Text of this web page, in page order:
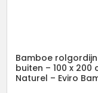
Bamboe
buiten – 100 x 200
Naturel – Eviro